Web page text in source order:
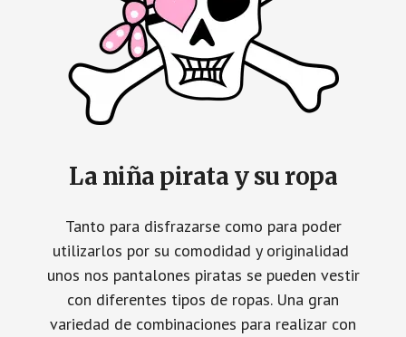
La niña pirata y su ropa
Tanto para disfrazarse como para poder
utilizarlos por su comodidad y originalidad
unos nos pantalones piratas se pueden vestir
con diferentes tipos de ropas. Una gran
variedad de combinaciones para realizar con